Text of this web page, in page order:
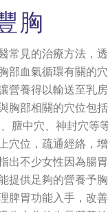
胸
常見的治療方法，
部血氣循環有關的
營養得以輸送至乳
胸部相關的穴位包
膻中穴、神封穴等
穴位，疏通經絡，增
出不少女性因為腸
提供足夠的營養予
脾胃功能入手，改